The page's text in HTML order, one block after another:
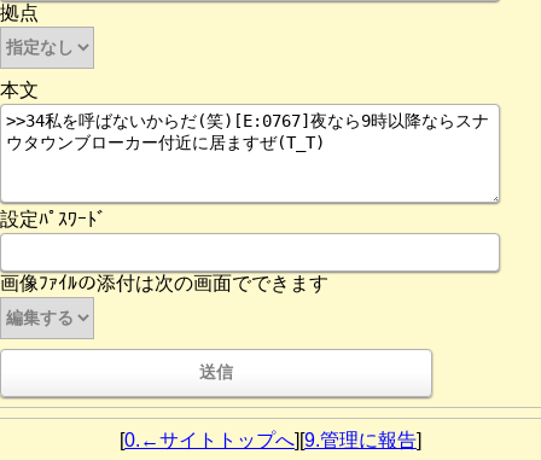
拠点
本文
設定ﾊﾟｽﾜｰﾄﾞ
画像ﾌｧｲﾙの添付は次の画面でできます
[0.←サイトトップへ][9.管理に報告]